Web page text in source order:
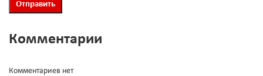
Комментарии
Комментариев нет